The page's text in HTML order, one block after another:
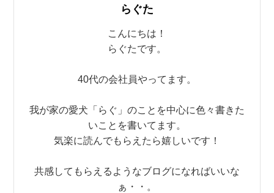
らぐた
こんにちは！
らぐたです。
40代の会社員やってます。
我が家の愛犬「らぐ」のことを中心に色々書きた
いことを書いてます。
気楽に読んでもらえたら嬉しいです！
共感してもらえるようなブログになればいいな
ぁ・・。